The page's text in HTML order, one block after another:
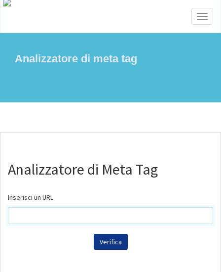
Menu
Analizzatore di meta tag
Analizzatore di Meta Tag
Inserisci un URL